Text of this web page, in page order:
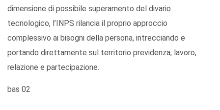
dimensione di possibile superamento del divario
tecnologico, l’INPS rilancia il proprio approccio
complessivo ai bisogni della persona, intrecciando e
portando direttamente sul territorio previdenza, lavoro,
relazione e partecipazione.
bas 02